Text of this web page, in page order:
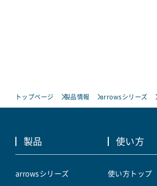
トップページ 製品情報 arrowsシリーズ
製品
arrowsシリーズ
使い方
使い方トップ